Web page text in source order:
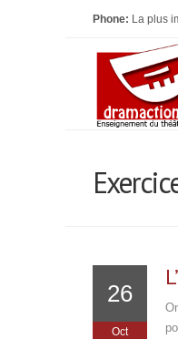
Phone: La plus
26
Oct